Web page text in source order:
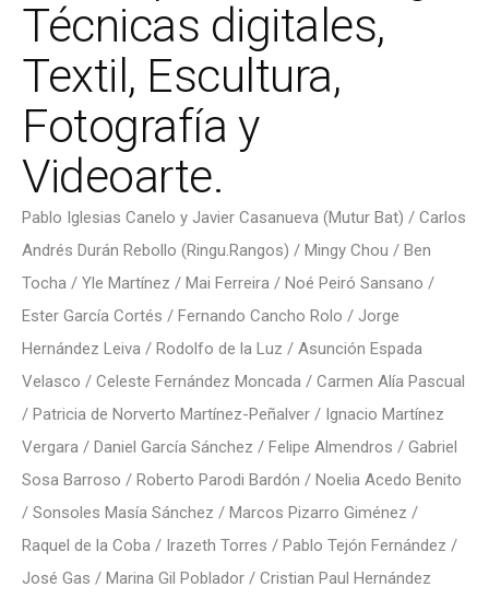
Técnicas digitales,
Textil, Escultura,
Fotografía y
Videoarte.
Pablo Iglesias Canelo y Javier Casanueva (Mutur Bat) / Carlos
Andrés Durán Rebollo (Ringu.Rangos) / Mingy Chou / Ben
Tocha / Yle Martínez / Mai Ferreira / Noé Peiró Sansano /
Ester García Cortés / Fernando Cancho Rolo / Jorge
Hernández Leiva / Rodolfo de la Luz / Asunción Espada
Velasco / Celeste Fernández Moncada / Carmen Alía Pascual
/ Patricia de Norverto Martínez-Peñalver / Ignacio Martínez
Vergara / Daniel García Sánchez / Felipe Almendros / Gabriel
Sosa Barroso / Roberto Parodi Bardón / Noelia Acedo Benito
/ Sonsoles Masía Sánchez / Marcos Pizarro Giménez /
Raquel de la Coba / Irazeth Torres / Pablo Tejón Fernández /
José Gas / Marina Gil Poblador / Cristian Paul Hernández